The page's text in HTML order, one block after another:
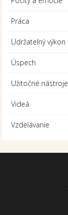
Práca
Udržateľný výkon
Úspech
Užitočné nástroje
Videá
Vzdelávanie